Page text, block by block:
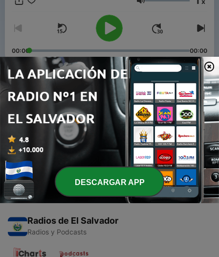
Volumen
00:00 00:00
Episodios
-
26 sep. 2020
1 - Saber pedir
26 sep. 2020
Radios de El Salvador
Radios y Podcasts
DESCARGAR APP